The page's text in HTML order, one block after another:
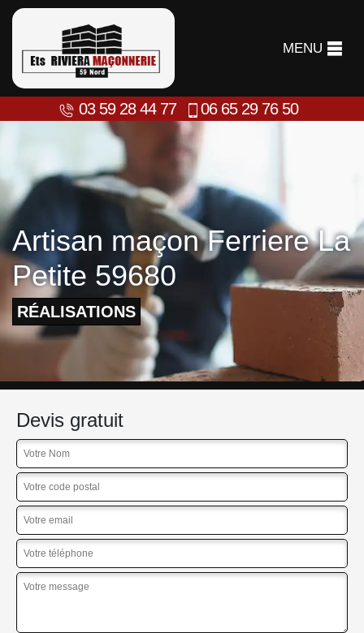
MENU
03 59 28 44 77 06 65 29 76 50
Artisan maçon Ferriere La
Petite 59680
RÉALISATIONS
Devis gratuit